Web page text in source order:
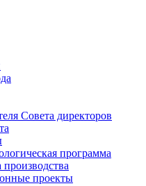
Совета директоров
программа
производства
проекты